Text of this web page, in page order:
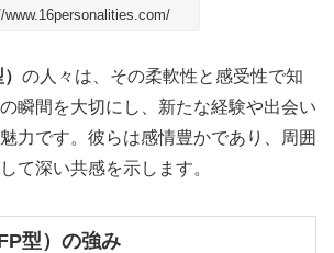
の人々は、その柔軟性と感受性で知
瞬間を大切にし、新たな経験や出会い
力です。彼らは感情豊かであり、周囲
て深い共感を示します。
型）の強み